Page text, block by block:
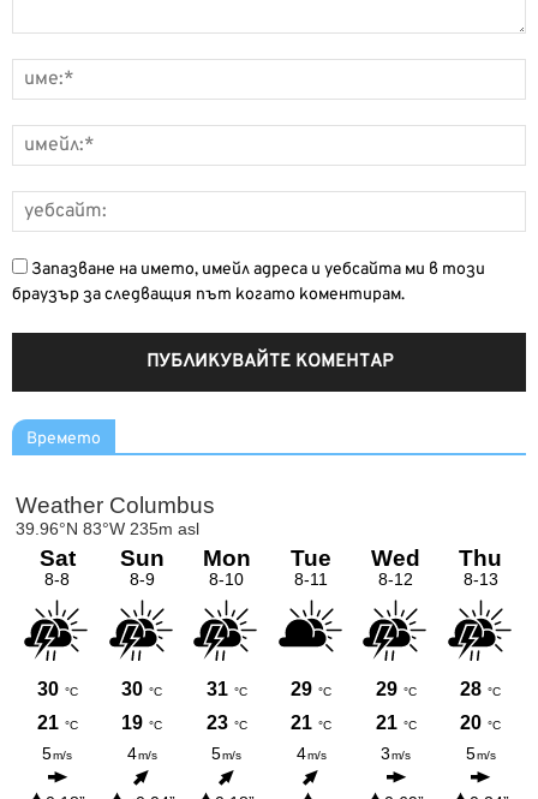
Запазване на името, имейл адреса и уебсайта ми в този
браузър за следващия път когато коментирам.
Времето